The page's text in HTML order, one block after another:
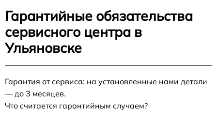
Гарантийные обязательства
сервисного центра в
Ульяновске
Гарантия от сервиса: на установленные нами детали
— до 3 месяцев.
Что считается гарантийным случаем?